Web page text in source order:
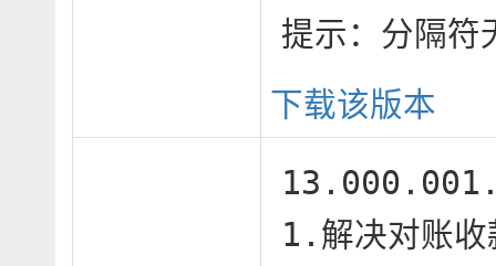
提示：分隔符
下载该版本
1.解决对账收